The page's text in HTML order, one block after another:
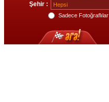
Şehir :
Sadece Fotoğraflılar